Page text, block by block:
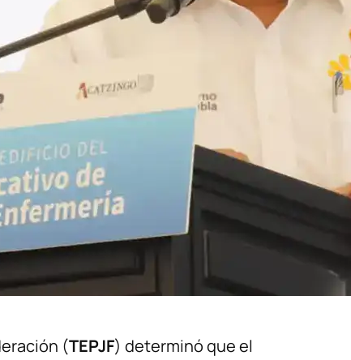
(TEPJF) determinó que el